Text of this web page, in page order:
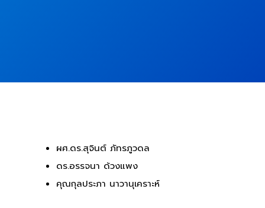
ผศ.ดร.สุจินต์ ภัทรภูวดล
ดร.อรรจนา ด้วงแพง
คุณกุลประภา นาวานุเคราะห์